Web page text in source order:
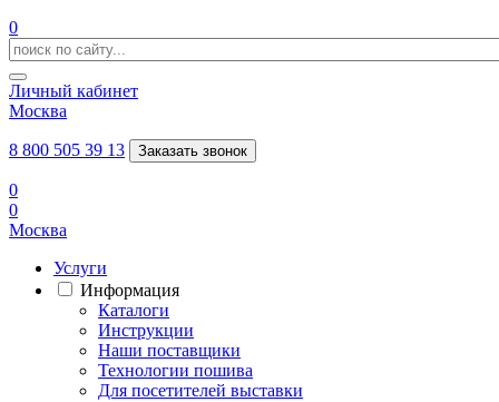
0
Личный кабинет
Москва
8 800 505 39 13 Заказать звонок
0
0
Москва
Услуги
Информация
Каталоги
Инструкции
Наши поставщики
Технологии пошива
Для посетителей выставки